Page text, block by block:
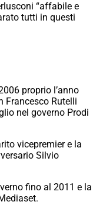
“affabile e
tutti in questi
proprio l’anno
Francesco Rutelli
nel governo Prodi
vicepremier e la
Silvio
fino al 2011 e la